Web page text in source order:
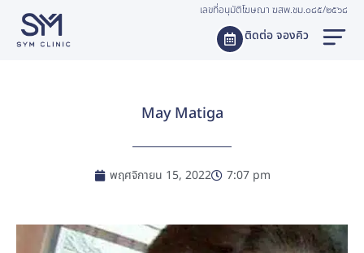
เลขที่อนุมัติโฆษณา ฆสพ.ชม.๐๘๕/๒๕๖๘
ติดต่อ จองคิว
May Matiga
พฤศจิกายน 15, 2022 7:07 pm